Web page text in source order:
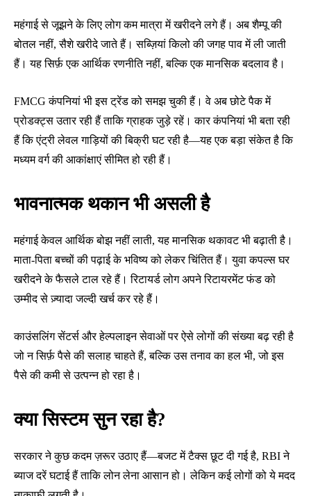
महंगाई से जूझने के लिए लोग कम मात्रा में खरीदने लगे हैं। अब शैम्पू की
बोतल नहीं, सैशे खरीदे जाते हैं। सब्ज़ियां किलो की जगह पाव में ली जाती
हैं। यह सिर्फ़ एक आर्थिक रणनीति नहीं, बल्कि एक मानसिक बदलाव है।
FMCG कंपनियां भी इस ट्रेंड को समझ चुकी हैं। वे अब छोटे पैक में
प्रोडक्ट्स उतार रही हैं ताकि ग्राहक जुड़े रहें। कार कंपनियां भी बता रही
हैं कि एंट्री लेवल गाड़ियों की बिक्री घट रही है—यह एक बड़ा संकेत है कि
मध्यम वर्ग की आकांक्षाएं सीमित हो रही हैं।
भावनात्मक थकान भी असली है
महंगाई केवल आर्थिक बोझ नहीं लाती, यह मानसिक थकावट भी बढ़ाती है।
माता-पिता बच्चों की पढ़ाई के भविष्य को लेकर चिंतित हैं। युवा कपल्स घर
खरीदने के फैसले टाल रहे हैं। रिटायर्ड लोग अपने रिटायरमेंट फंड को
उम्मीद से ज़्यादा जल्दी खर्च कर रहे हैं।
काउंसलिंग सेंटर्स और हेल्पलाइन सेवाओं पर ऐसे लोगों की संख्या बढ़ रही है
जो न सिर्फ़ पैसे की सलाह चाहते हैं, बल्कि उस तनाव का हल भी, जो इस
पैसे की कमी से उत्पन्न हो रहा है।
क्या सिस्टम सुन रहा है?
सरकार ने कुछ कदम ज़रूर उठाए हैं—बजट में टैक्स छूट दी गई है, RBI ने
ब्याज दरें घटाई हैं ताकि लोन लेना आसान हो। लेकिन कई लोगों को ये मदद